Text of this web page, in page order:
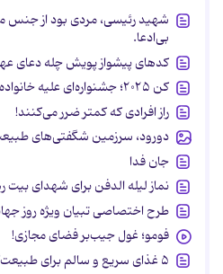
شهید رئیسی، مردی بود از جنس
بی‌ادعا.
کدهای پیشواز پویش چله دعای
کن ۲۰۲۵؛ جشنواره‌ای علیه خانواده
راز افرادی که کمتر ضرر می‌کنند!
دورود، سرزمین شگفتی‌های
جان فدا
نماز لیله الدفن برای شهدای بیت
طرح اختصاصی تبیان ویژه روز
فومو؛ غول جیب‌بر فضای مجازی!
۵ غذای سریع و سالم برای طبیعت‌گردی